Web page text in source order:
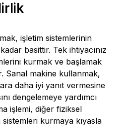
işletim sistemlerinin
basittir. Tek ihtiyacınız
kurmak ve başlamak
Sanal makine kullanmak,
daha iyi yanıt vermesine
dengelemeye yardımcı
işlemi, diğer fiziksel
kurmaya kıyasla